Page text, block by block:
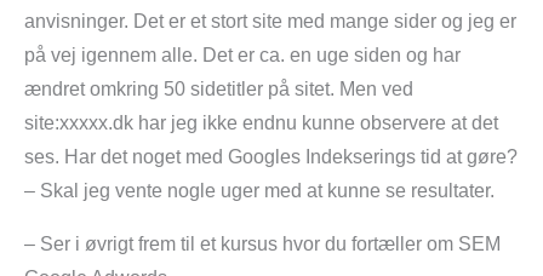
anvisninger. Det er et stort site med mange sider og jeg er
på vej igennem alle. Det er ca. en uge siden og har
ændret omkring 50 sidetitler på sitet. Men ved
site:xxxxx.dk har jeg ikke endnu kunne observere at det
ses. Har det noget med Googles Indekserings tid at gøre?
– Skal jeg vente nogle uger med at kunne se resultater.
– Ser i øvrigt frem til et kursus hvor du fortæller om SEM